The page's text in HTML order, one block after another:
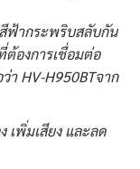
ฟ้ากระพริบสลับกัน
องการเชื่อมต่อ
HV-H950BTจาก
เพิ่มเสียง และลด